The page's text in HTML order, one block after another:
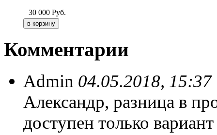
30 000 Руб.
Комментарии
Admin 04.05.2018, 15:37
Александр, разница в
доступен только